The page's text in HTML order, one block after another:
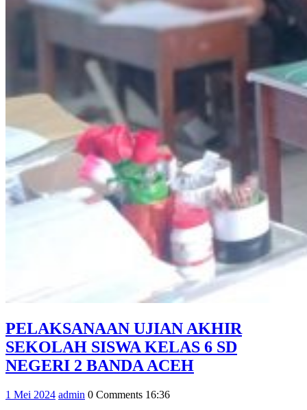
PELAKSANAAN UJIAN AKHIR
SEKOLAH SISWA KELAS 6 SD
NEGERI 2 BANDA ACEH
1 Mei 20241admin admin
0 Comments 16:36